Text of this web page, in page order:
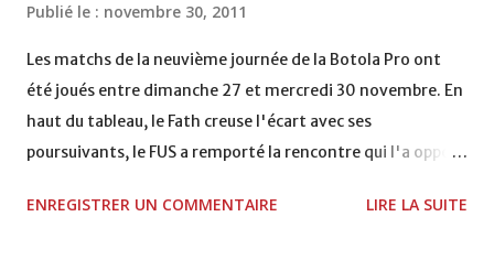
Publié le : novembre 30, 2011
Les matchs de la neuvième journée de la Botola Pro ont
été joués entre dimanche 27 et mercredi 30 novembre. En
haut du tableau, le Fath creuse l'écart avec ses
poursuivants, le FUS a remporté la rencontre qui l'a opposé
2, Badr Kachani a ouvert la marque à la 38e pour les
ENREGISTRER UN COMMENTAIRE LIRE LA SUITE